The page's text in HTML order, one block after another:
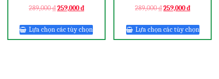
289,000₫259,000₫
Lựa chọn các tùy chọn
289,000₫259,000₫
Lựa chọn các tùy chọn